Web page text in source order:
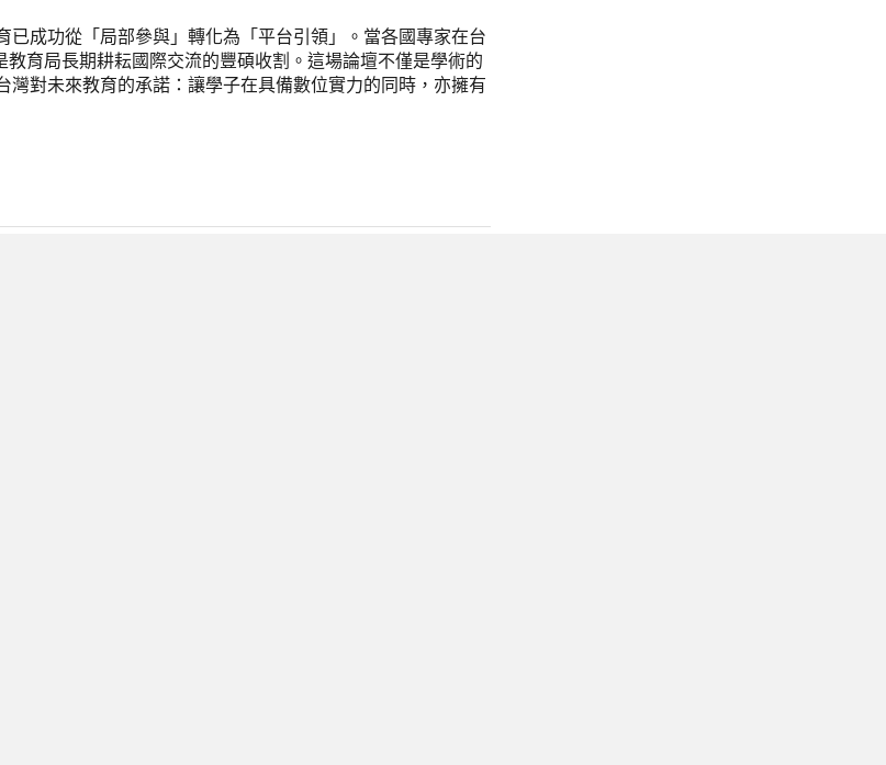
成功從「局部參與」轉化為「平台引領」。當各國專家在台
育局長期耕耘國際交流的豐碩收割。這場論壇不僅是學術的
對未來教育的承諾：讓學子在具備數位實力的同時，亦擁有